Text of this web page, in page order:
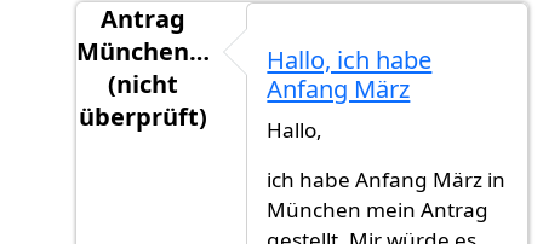
Antrag
München…
(nicht
überprüft)
Nachdem ich den Antrag
Hallo, ich habe
Anfang März
Hallo,
ich habe Anfang März in
München mein Antrag